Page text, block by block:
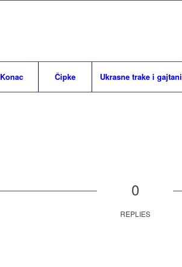
Konac Čipke Ukrasne trake i gajtani
0
REPLIES